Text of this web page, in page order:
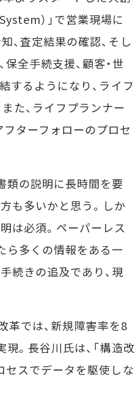
）」で営業現場に
、査定結果の確認、そし
全手続支援、顧客・世
するようになり、ライフ
た、ライフプランナー
ターフォローのプロセ
の説明に長時間を要
も多いかと思う。しか
は必須。ペーパーレス
ら多くの情報をある一
続きの追及であり、現
では、新規障害率を8
。長谷川氏は、「構造改
セスでデータを駆使しな